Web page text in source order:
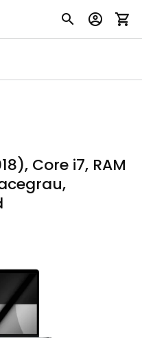
Core i7, RAM